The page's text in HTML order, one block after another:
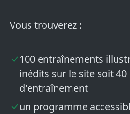
Vous trouverez :
100 entraînements
inédits sur le site soit 40
d'entraînement
un programme